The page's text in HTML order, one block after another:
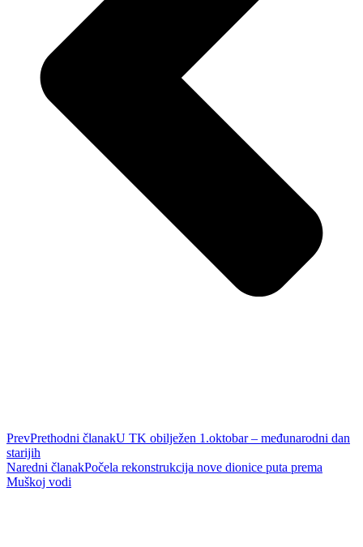
PrevPrethodni članakU TK obilježen 1.oktobar – međunarodni dan
starijih
Naredni članakPočela rekonstrukcija nove dionice puta prema
Muškoj vodi